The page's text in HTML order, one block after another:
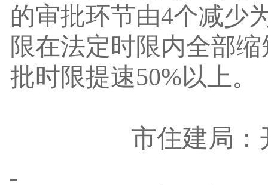
的审批环节由4个减少
限在法定时限内全部
批时限提速50%以上。
市住建局：